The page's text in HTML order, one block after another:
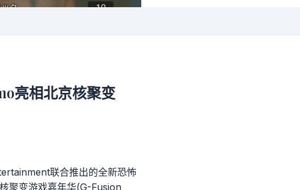
亮相北京核聚变
联合推出的全新恐怖
聚变游戏嘉年华(G-Fusion